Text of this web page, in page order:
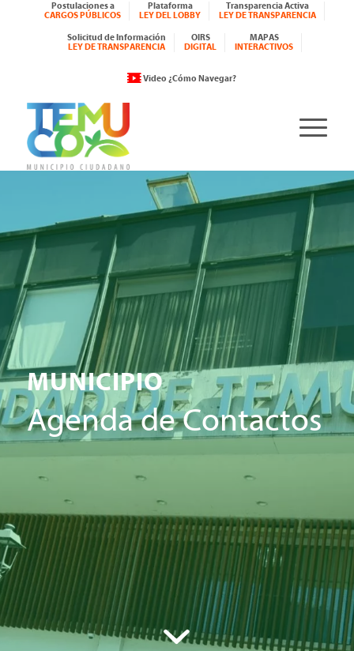
Postulaciones a
CARGOS PÚBLICOS
Plataforma
LEY DEL LOBBY
Transparencia Activa
LEY DE TRANSPARENCIA
Solicitud de Información
LEY DE TRANSPARENCIA
OIRS
DIGITAL
MAPAS
INTERACTIVOS
Video ¿Cómo Navegar?
MUNICIPIO
Agenda de Contactos